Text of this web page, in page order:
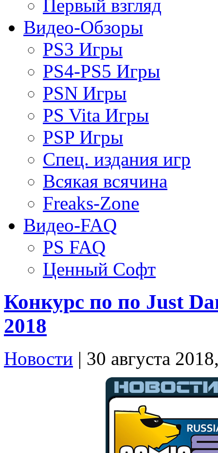
Первый взгляд
Видео-Обзоры
PS3 Игры
PS4-PS5 Игры
PSN Игры
PS Vita Игры
PSP Игры
Спец. издания игр
Всякая всячина
Freaks-Zone
Видео-FAQ
PS FAQ
Ценный Софт
Конкурс по по Just
2018
Новости | 30 августа